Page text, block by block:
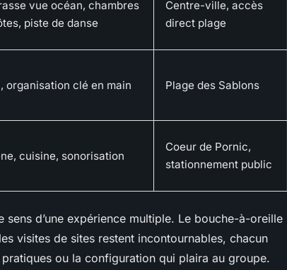
vue océan, chambres
piste de danse
Centre-ville, accès
direct plage
organisation clé en main Plage des Sablons
cuisine, sonorisation
Coeur de Pornic,
stationnement public
d’une expérience multiple. Le bouche-à-oreille
visites de sites restent incontournables, chacun
ou la configuration qui plaira au groupe.